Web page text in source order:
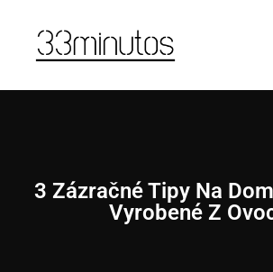
3 Zázračné Tipy Na
Vyrobené Z